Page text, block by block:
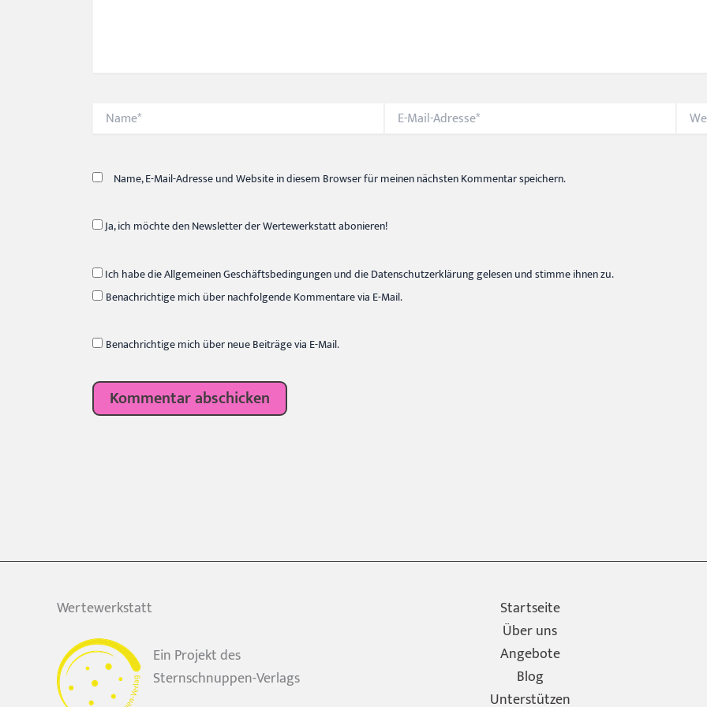
Name*
Mail-
Name, E-Mail-Adresse und Website in diesem Browser für meinen nächsten Kommentar speichern.
Ja, ich möchte den Newsletter der Wertewerkstatt abonieren!
Ich habe die Allgemeinen Geschäftsbedingungen und die Datenschutzerklärung gelesen und stimme ihnen zu.
Benachrichtige mich über nachfolgende Kommentare via E-Mail.
Benachrichtige mich über neue Beiträge via E-Mail.
Wertewerkstatt
Ein Projekt des
Sternschnuppen-Verlags
Startseite
Über uns
Angebote
Blog
Unterstützen